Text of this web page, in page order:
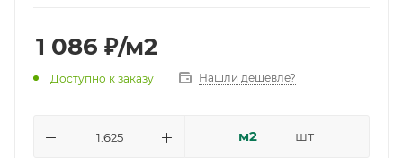
1 086 ₽/м2
Доступно к заказу Нашли дешевле?
м2 шт